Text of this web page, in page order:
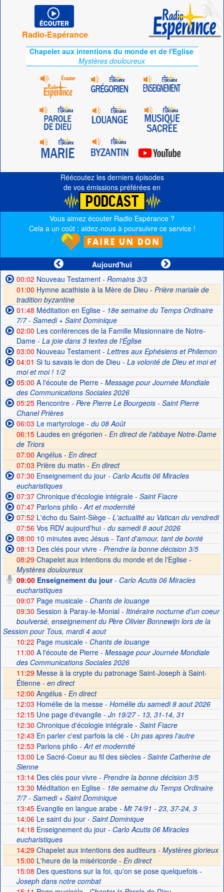
Radio-Espérance
Chapelet aux intentions du monde et de l'Eglise
Mystères douloureux
Réécoutez les derniers épisodes
de vos émissions préférées en
Vous aimez écouter Radio Espérance ?
Cela a un coût : aidez-nous à poursuivre ce service !
Aujourd'hui
00:02 Nouveau Testament- Romains 3/3
01:00 Hymne acathiste à la Mère de Dieu - Prière mariale de
tradition byzantine
01:48 Méditation en Eglise- 18e semaine du Temps Ordinaire
7/7 - Samedi + Saint Dominique
02:00 Les conférences de la Famille Missionnaire de Notre-
Dame- La joie dans 3 textes de l'Église
03:00 Nouveau Testament- Lettres aux Ephésiens et Philemon
04:01 Si tu savais le don de Dieu - La volonté de Dieu et moi et
moi et moi ! 1/2
05:00 A l'écoute de Pierre- Message pour Journée Mondiale
des Communications Sociales 2026
05:25Rencontre- Père Pierre Le Bourgeois - Saint Pierre
Chanel Prières
06:03 Le martyrologe- du 08 Août
06:15Laudes en grégorien - En direct de l'abbaye Notre-Dame
de Triors
07:00 Angélus - En direct
07:03 Prière du matin - En direct
07:30 Enseignement du jour- Carlo Acutis 06 Miracles
eucharistiques
07:37Chronique d'écologie intégrale- Saint Fiacre
07:47Parlons philo - Art et modernité
07:52 L'écho du Saint-Siège- L'actualité au Vatican du vendredi
07:56Vos RDV aujourd'hui- du samedi 8 aout 2026
08:00 10 minutes avec Jésus- Tant d'amour, tant de bonté
08:13 Des clés pour vivre- Prendre la bonne décision 3/5
08:29 Chapelet aux intentions du monde et de l'Eglise -
Mystères douloureux
09:00Enseignement du jour- Carlo Acutis 06 Miracles
eucharistiques
09:07Page musicale- Chants de louange
09:30 Session à Paray-le-Monial- Itinéraire nocturne d'un coeur
boulversé, enseignement du Père Olivier Bonnewijn lors de la
Session pour Tous, mardi 4 aout
10:22 Page musicale- Chants de louange
11:00 A l'écoute de Pierre- Message pour Journée Mondiale
des Communications Sociales 2026
11:29 Messe à la crypte du patronage Saint-Joseph à Saint-
Étienne - en direct
12:00 Angélus - En direct
12:03 Homélie de la messe- Homélie du samedi 8 aout 2026
12:15Une page d'évangile- Jn 19/27 - 13, 31-14, 31
12:30 Chronique d'écologie intégrale- Saint Fiacre
12:43 En parler c'est parfois la clé- Un pas apres l'autre
12:53 Parlons philo - Art et modernité
13:00 Le Sacré-Coeur au fil des siècles- Sainte Catherine de
Sienne
13:14Des clés pour vivre- Prendre la bonne décision 3/5
13:30 Méditation en Eglise- 18e semaine du Temps Ordinaire
7/7 - Samedi + Saint Dominique
13:45Evangile en langue arabe- Mt 74/91 - 23, 37-24, 3
14:06Le saint du jour- Saint Dominique
14:18 Enseignement du jour- Carlo Acutis 06 Miracles
eucharistiques
14:29 Chapelet aux intentions des auditeurs - Mystères glorieux
15:00 L'heure de la miséricorde - En direct
15:08 Des questions sur la foi, qu'on se pose quelquefois-
Joseph dans notre combat